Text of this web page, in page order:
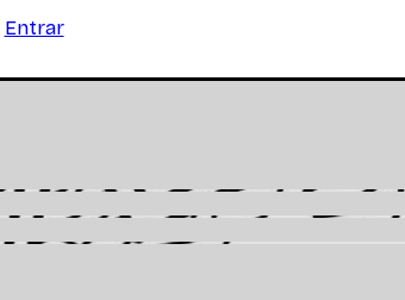
Entrar